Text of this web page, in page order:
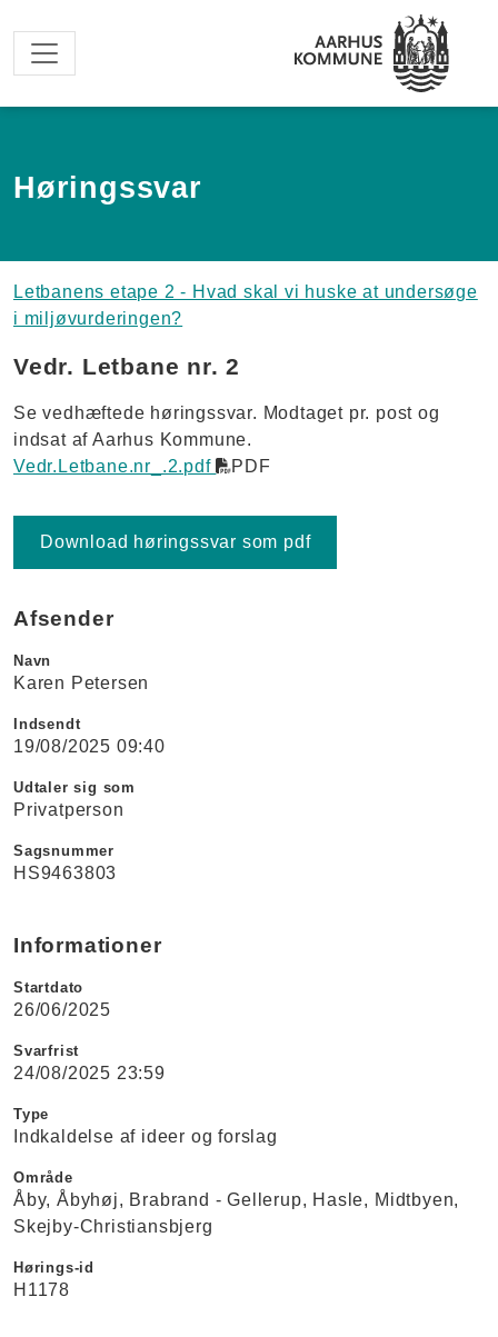
Høringssvar
Letbanens etape 2 - Hvad skal vi huske at undersøge
i miljøvurderingen?
Vedr. Letbane nr. 2
Se vedhæftede høringssvar. Modtaget pr. post og
indsat af Aarhus Kommune.
Vedr.Letbane.nr_.2.pdf
PDF
Download høringssvar som pdf
Afsender
Navn
Karen Petersen
Indsendt
19/08/2025 09:40
Udtaler sig som
Privatperson
Sagsnummer
HS9463803
Informationer
Startdato
26/06/2025
Svarfrist
24/08/2025 23:59
Type
Indkaldelse af ideer og forslag
Område
Åby Åbyhøj Brabrand - Gellerup Hasle
Midtbyen
Skejby-Christiansbjerg
Hørings-id
H1178